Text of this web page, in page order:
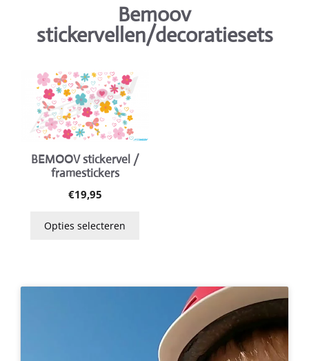
Bemoov
stickervellen/decoratiesets
BEMOOV stickervel /
framestickers
€19,95
Opties selecteren
product
heeft
meerdere
Deze
worden
productpagina